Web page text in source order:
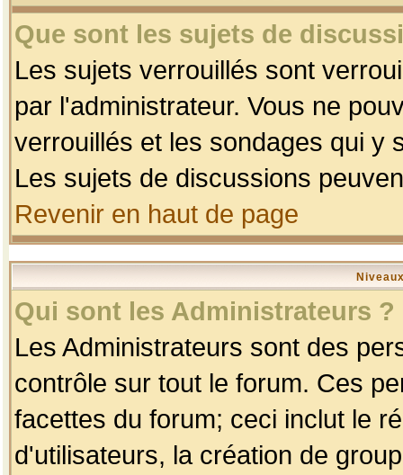
Que sont les sujets de
Les sujets verrouillés sont
par l'administrateur. Vous ne
verrouillés et les sondages qui y
Les sujets de discussions
Revenir en haut de page
Qui sont les Administrateurs ?
Les Administrateurs sont des
contrôle sur tout le forum. Ces
facettes du forum; ceci inclut le
d'utilisateurs, la création de